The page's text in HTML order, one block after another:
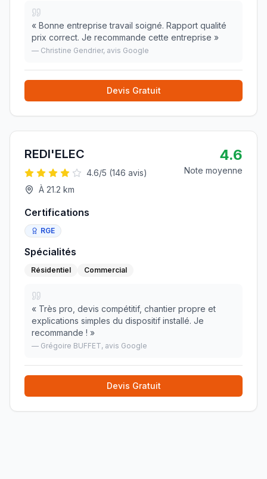
« Bonne entreprise travail soigné. Rapport qualité
prix correct. Je recommande cette entreprise »
— Christine Gendrier, avis Google
Devis Gratuit
REDI'ELEC
4.6/5 (146 avis)
À 21.2 km
4.6
Note moyenne
Certifications
RGE
Spécialités
Résidentiel Commercial
« Très pro, devis compétitif, chantier propre et
explications simples du dispositif installé. Je
recommande ! »
— Grégoire BUFFET, avis Google
Devis Gratuit